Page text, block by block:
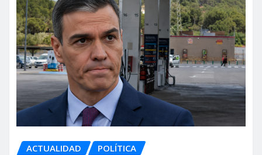
ACTUALIDAD POLÍTICA